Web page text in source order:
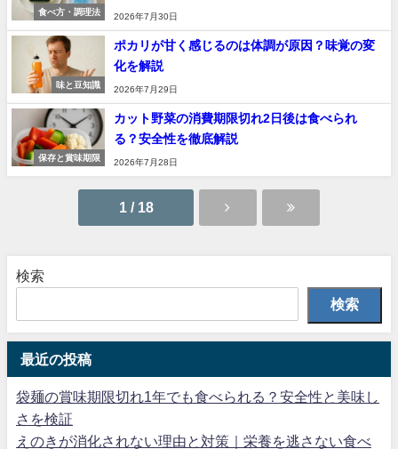
食べ方・調理法
2026年7月30日
味と豆知識
ポカリが甘く感じるのは体調が原因？味覚の変
化を解説
2026年7月29日
保存と賞味期限
カット野菜の消費期限切れ2日後は食べられ
る？安全性を徹底解説
2026年7月28日
1 / 18
検索
検索
最近の投稿
袋麺の賞味期限切れ1年でも食べられる？安全性と美味し
さを検証
えのきが消化されない理由と対策｜栄養を逃さない食べ